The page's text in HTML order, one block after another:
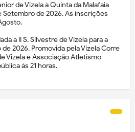
de Vizela à Quinta da Malafaia
Setembro de 2026. As inscrições
a II S. Silvestre de Vizela para a
2026. Promovida pela Vizela Corre
Vizela e Associação Atletismo
às 21 horas.